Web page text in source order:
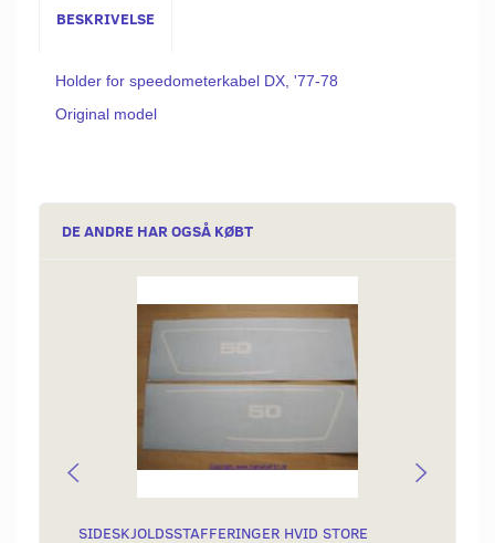
BESKRIVELSE
Holder for speedometerkabel DX, '77-78
Original model
DE ANDRE HAR OGSÅ KØBT
SIDESKJOLDSSTAFFERINGER HVID STORE